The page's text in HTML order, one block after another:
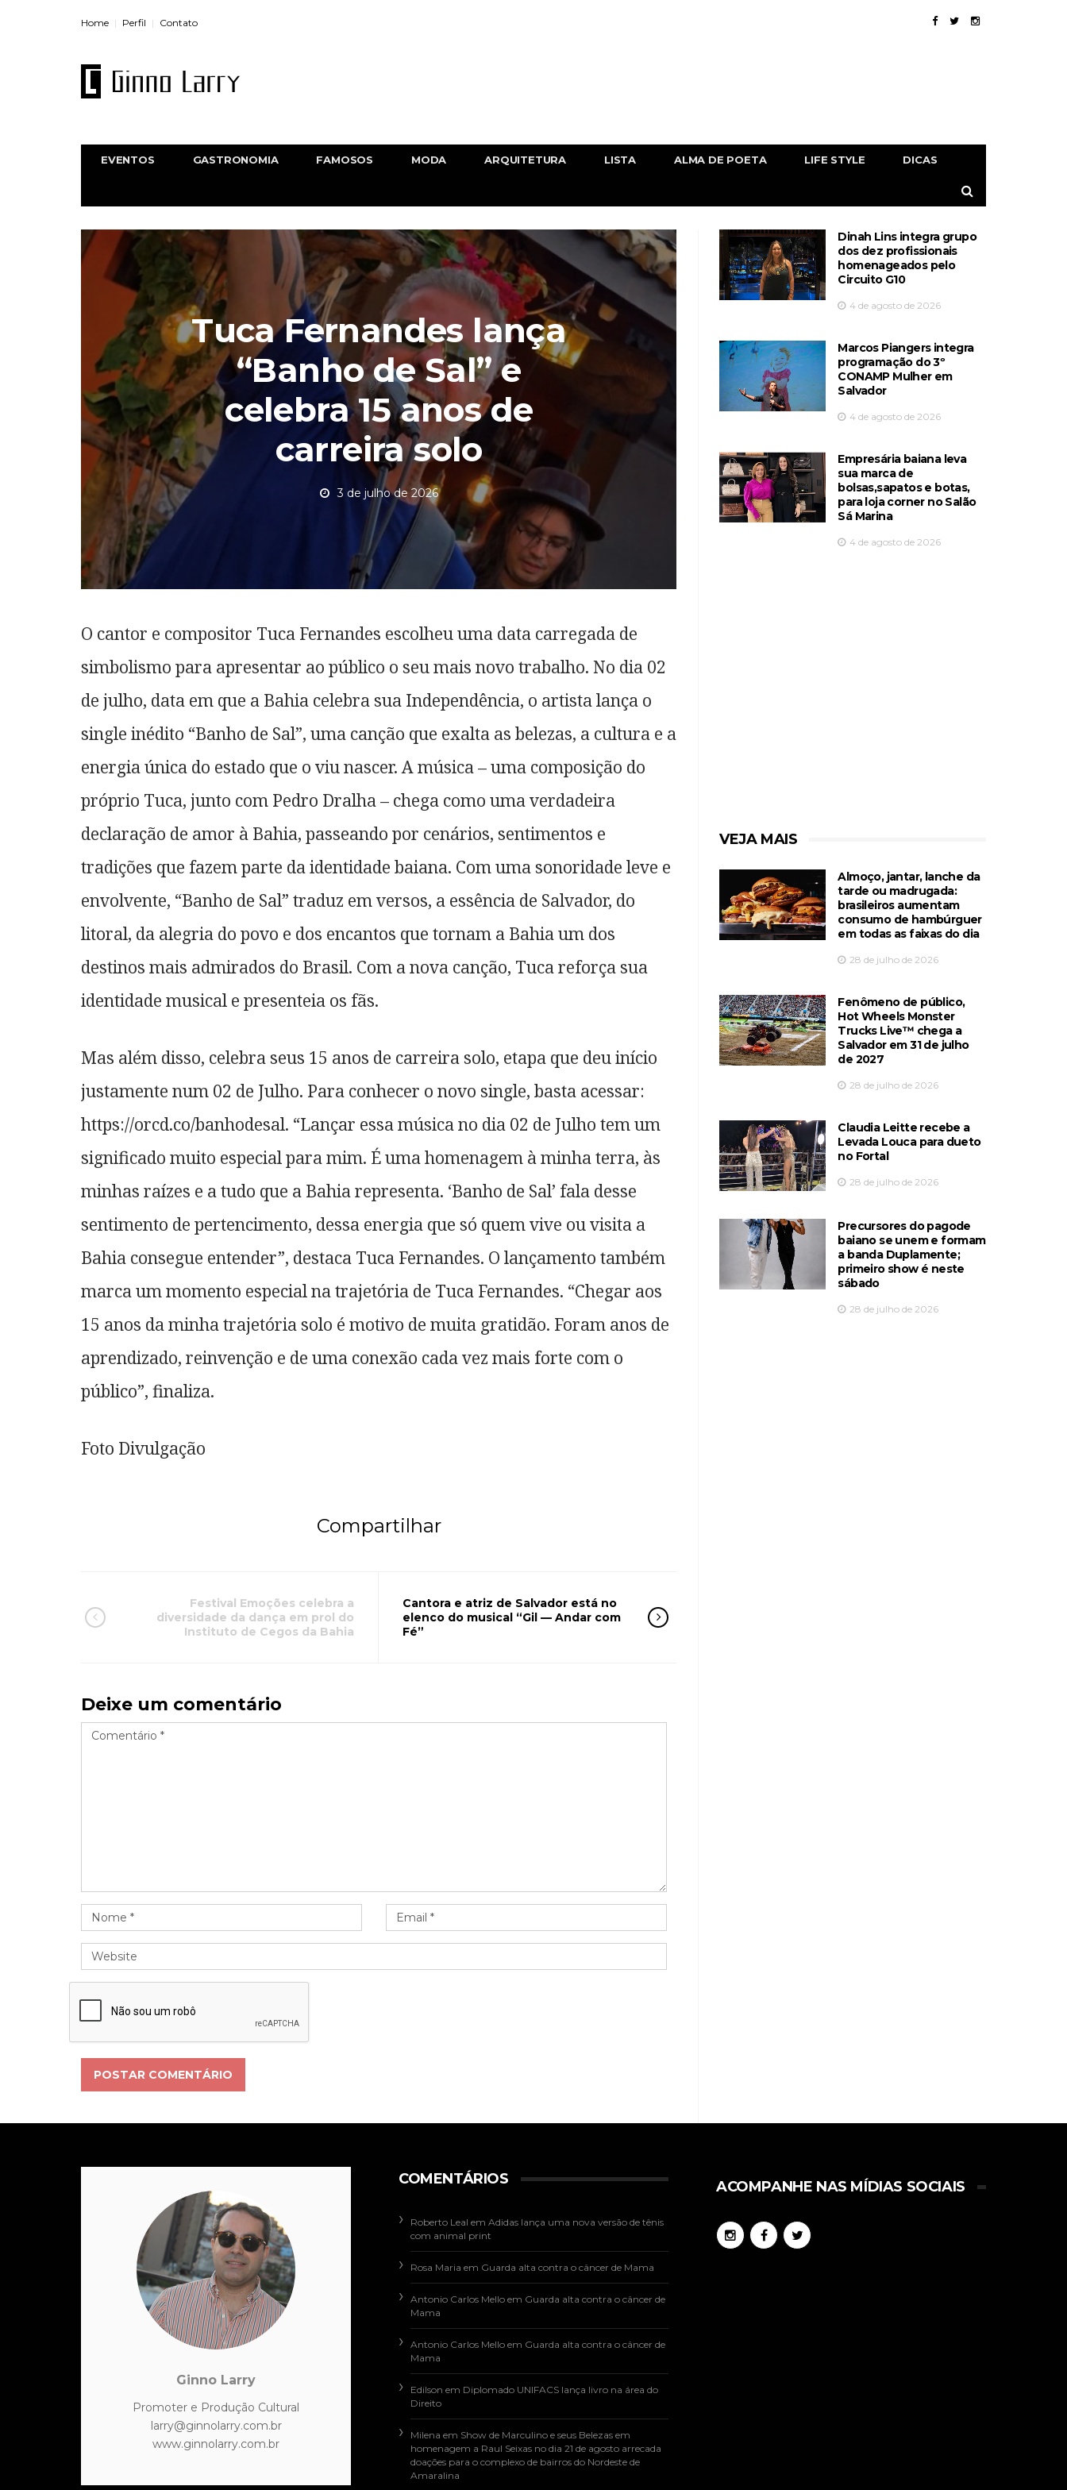
Home Perfil Contato
EVENTOS GASTRONOMIA FAMOSOS MODA ARQUITETURA LISTA ALMA DE POETA LIFE STYLE DICAS
Tuca Fernandes lança
“Banho de Sal” e
celebra 15 anos de
carreira solo
3 de julho de 2026
O cantor e compositor Tuca Fernandes escolheu uma data carregada de
simbolismo para apresentar ao público o seu mais novo trabalho. No dia 02
de julho, data em que a Bahia celebra sua Independência, o artista lança o
single inédito “Banho de Sal”, uma canção que exalta as belezas, a cultura e a
energia única do estado que o viu nascer. A música – uma composição do
próprio Tuca, junto com Pedro Dralha – chega como uma verdadeira
declaração de amor à Bahia, passeando por cenários, sentimentos e
tradições que fazem parte da identidade baiana. Com uma sonoridade leve e
envolvente, “Banho de Sal” traduz em versos, a essência de Salvador, do
litoral, da alegria do povo e dos encantos que tornam a Bahia um dos
destinos mais admirados do Brasil. Com a nova canção, Tuca reforça sua
identidade musical e presenteia os fãs.
Mas além disso, celebra seus 15 anos de carreira solo, etapa que deu início
justamente num 02 de Julho. Para conhecer o novo single, basta acessar:
https://orcd.co/banhodesal. “Lançar essa música no dia 02 de Julho tem um
significado muito especial para mim. É uma homenagem à minha terra, às
minhas raízes e a tudo que a Bahia representa. ‘Banho de Sal’ fala desse
sentimento de pertencimento, dessa energia que só quem vive ou visita a
Bahia consegue entender”, destaca Tuca Fernandes. O lançamento também
marca um momento especial na trajetória de Tuca Fernandes. “Chegar aos
15 anos da minha trajetória solo é motivo de muita gratidão. Foram anos de
aprendizado, reinvenção e de uma conexão cada vez mais forte com o
público”, finaliza.
Foto Divulgação
Compartilhar
Festival Emoções celebra a
diversidade da dança em prol do
Instituto de Cegos da Bahia
Cantora e atriz de Salvador está no
elenco do musical “Gil — Andar com
Fé”
Deixe um comentário
POSTAR COMENTÁRIO
Dinah Lins integra grupo
dos dez profissionais
homenageados pelo
Circuito G10
4 de agosto de 2026
Marcos Piangers integra
programação do 3º
CONAMP Mulher em
Salvador
4 de agosto de 2026
Empresária baiana leva
sua marca de
bolsas,sapatos e botas,
para loja corner no Salão
Sá Marina
4 de agosto de 2026
VEJA MAIS
Almoço, jantar, lanche da
tarde ou madrugada:
brasileiros aumentam
consumo de hambúrguer
em todas as faixas do dia
28 de julho de 2026
Fenômeno de público,
Hot Wheels Monster
Trucks Live™️ chega a
Salvador em 31 de julho
de 2027
28 de julho de 2026
Claudia Leitte recebe a
Levada Louca para dueto
no Fortal
28 de julho de 2026
Precursores do pagode
baiano se unem e formam
a banda Duplamente;
primeiro show é neste
sábado
28 de julho de 2026
Ginno Larry
Promoter e Produção Cultural
larry@ginnolarry.com.br
www.ginnolarry.com.br
COMENTÁRIOS
Roberto Leal em Adidas lança uma nova versão de tênis
com animal print
Rosa Maria em Guarda alta contra o câncer de Mama
Antonio Carlos Mello em Guarda alta contra o câncer de
Mama
Antonio Carlos Mello em Guarda alta contra o câncer de
Mama
Edilson em Diplomado UNIFACS lança livro na área do
Direito
Milena em Show de Marculino e seus Belezas em
homenagem a Raul Seixas no dia 21 de agosto arrecada
doações para o complexo de bairros do Nordeste de
Amaralina
ACOMPANHE NAS MÍDIAS SOCIAIS